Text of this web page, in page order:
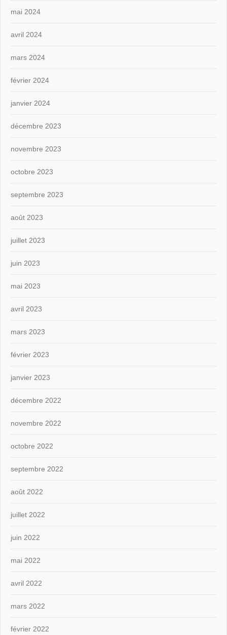
mai 2024
avril 2024
mars 2024
février 2024
janvier 2024
décembre 2023
novembre 2023
octobre 2023
septembre 2023
août 2023
juillet 2023
juin 2023
mai 2023
avril 2023
mars 2023
février 2023
janvier 2023
décembre 2022
novembre 2022
octobre 2022
septembre 2022
août 2022
juillet 2022
juin 2022
mai 2022
avril 2022
mars 2022
février 2022